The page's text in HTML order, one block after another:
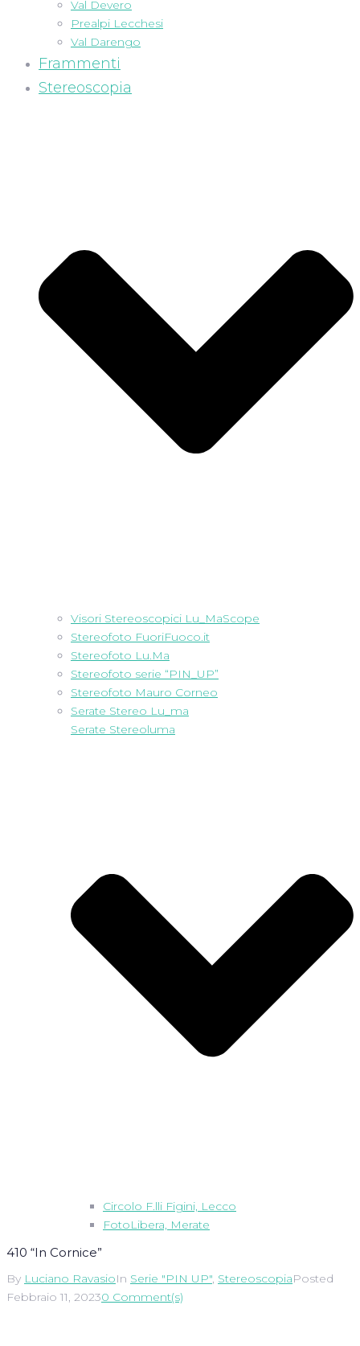
Val Devero
Prealpi Lecchesi
Val Darengo
Frammenti
Stereoscopia
Visori Stereoscopici Lu_MaScope
Stereofoto FuoriFuoco.it
Stereofoto Lu.Ma
Stereofoto serie “PIN_UP”
Stereofoto Mauro Corneo
Serate Stereo Lu_ma
Serate Stereoluma
Circolo F.lli Figini, Lecco
FotoLibera, Merate
410 “In Cornice”
By Luciano RavasioIn Serie "PIN UP", StereoscopiaPosted
Febbraio 11, 20230 Comment(s)